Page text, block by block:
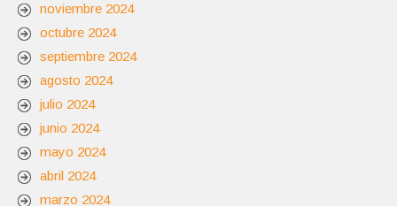
noviembre 2024
octubre 2024
septiembre 2024
agosto 2024
julio 2024
junio 2024
mayo 2024
abril 2024
marzo 2024